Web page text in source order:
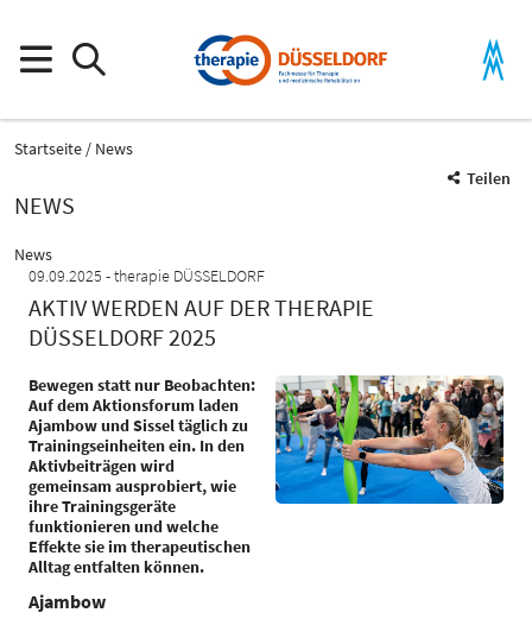
Startseite
News
Teilen
NEWS
News
09.09.2025
therapie DÜSSELDORF
AKTIV WERDEN AUF DER THERAPIE
DÜSSELDORF 2025
Bewegen statt nur Beobachten:
Auf dem Aktionsforum laden
Ajambow und Sissel täglich zu
Trainingseinheiten ein. In den
Aktivbeiträgen wird
gemeinsam ausprobiert, wie
ihre Trainingsgeräte
funktionieren und welche
Effekte sie im therapeutischen
Alltag entfalten können.
Ajambow